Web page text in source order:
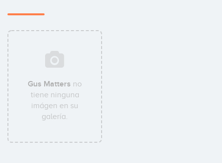
Gus Matters no
tiene ninguna
imágen en su
galería.